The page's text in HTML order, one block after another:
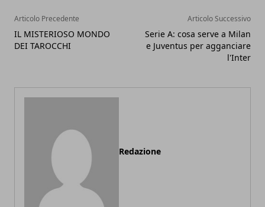
Articolo Precedente
IL MISTERIOSO MONDO
DEI TAROCCHI
Articolo Successivo
Serie A: cosa serve a Milan
e Juventus per agganciare
l'Inter
Redazione